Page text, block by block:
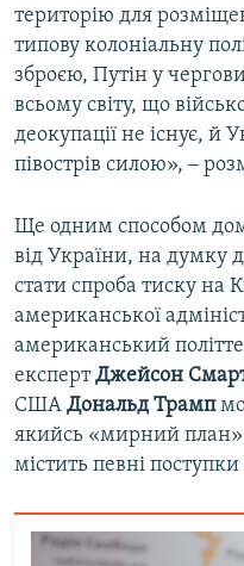
територію для
типову колоніальну
зброєю, Путін у
всьому світу, що
деокупації не існує, й
півострів силою», ‒
Ще одним способом
від України, на думку
стати спроба тиску на
американської
американський
експертДжейсон
США Дональд Трамп
якийсь «мирний
містить певні